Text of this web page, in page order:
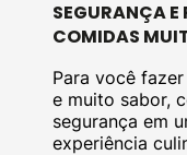
SEGURANÇA
COMIDAS
Para você
e muito sabor,
segurança em
experiência